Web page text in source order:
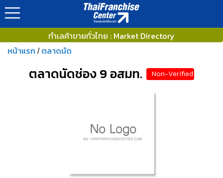
ทำเลค้าขายทั่วไทย : Market Directory
หน้าแรก / ตลาดนัด
ตลาดนัดช่อง 9 อสมท. Non-Verified